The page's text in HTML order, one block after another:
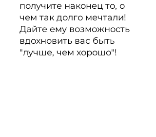
получите наконец то, о
чем так долго мечтали!
Дайте ему возможность
вдохновить вас быть
"лучше, чем хорошо"!